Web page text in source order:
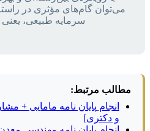
می‌توان گام‌های مؤثری در
سرمایه طبیعی،
مطالب مرتبط:
انجام پایان نامه مامایی +
و دکتری]